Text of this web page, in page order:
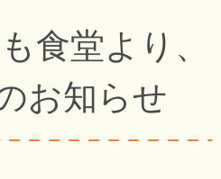
食堂より、
お知らせ